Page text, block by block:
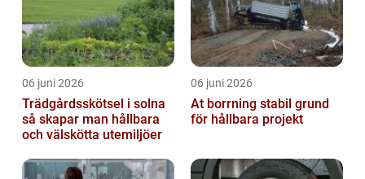
06 juni 2026
Trädgårdsskötsel i solna
så skapar man hållbara
och välskötta utemiljöer
06 juni 2026
At borrning stabil grund
för hållbara projekt